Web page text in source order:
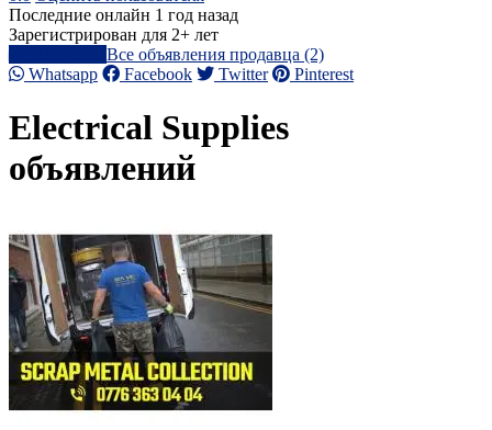
Последние онлайн 1 год назад
Зарегистрирован для 2+ лет
Все объявления продавца (2)
Whatsapp
Facebook Twitter Pinterest
Electrical Supplies
объявлений